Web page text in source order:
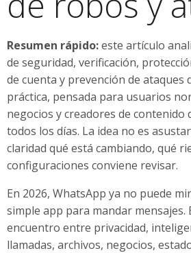
Resumen rápido:este artículo
de seguridad, verificación,
de cuenta y prevención de ataques
práctica, pensada para usuarios
negocios y creadores de contenido
todos los días. La idea no es
claridad qué está cambiando, qué
configuraciones conviene revisar.
En 2026, WhatsApp ya no puede
simple app para mandar mensajes.
encuentro entre privacidad,
llamadas, archivos, negocios,